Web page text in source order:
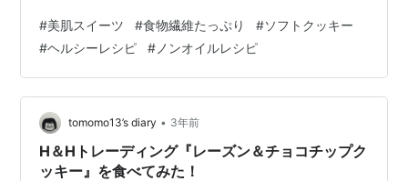
ネラルを補給すること。 ◆さつまいもと全粒粉で食物繊
維をしっかり補給 ◆シナモンでAGE対策 ◆胡桃出良質な
オイルを補給 がポイントです。 いつもクリック応援、励
ましを頂きありがとうございます。 感謝でいっぱいです
💕 ランキング参加中料理 ランキング参加中健康 『さつ
まいもと胡桃のソフトク…
#美肌スイーツ #食物繊維たっぷり #ソフトクッキー
#ヘルシーレシピ # ノンオイルレシピ
tomomo13’s diary • 3年前
H＆Hトレーディング『レーズン＆チョコチップク
ッキー』を食べてみた！